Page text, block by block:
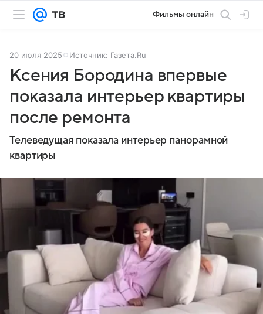
Фильмы онлайн
20 июля 2025 Источник: Газета.Ru
Ксения Бородина впервые
показала интерьер квартиры
после ремонта
Телеведущая показала интерьер панорамной
квартиры